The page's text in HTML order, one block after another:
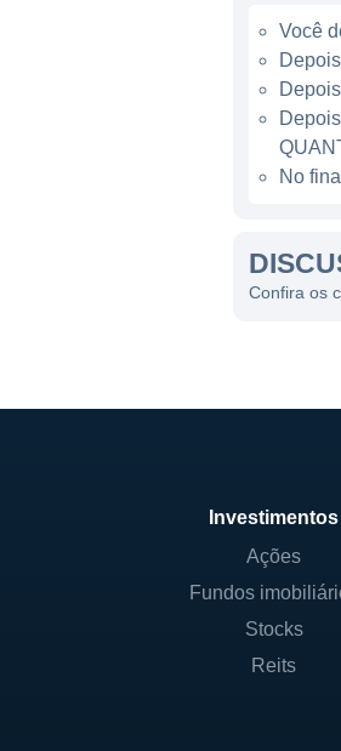
A
No
Sua
Além
as
Você
No
Confira os
Investimentos
Ações
Fundos
Stocks
Reits